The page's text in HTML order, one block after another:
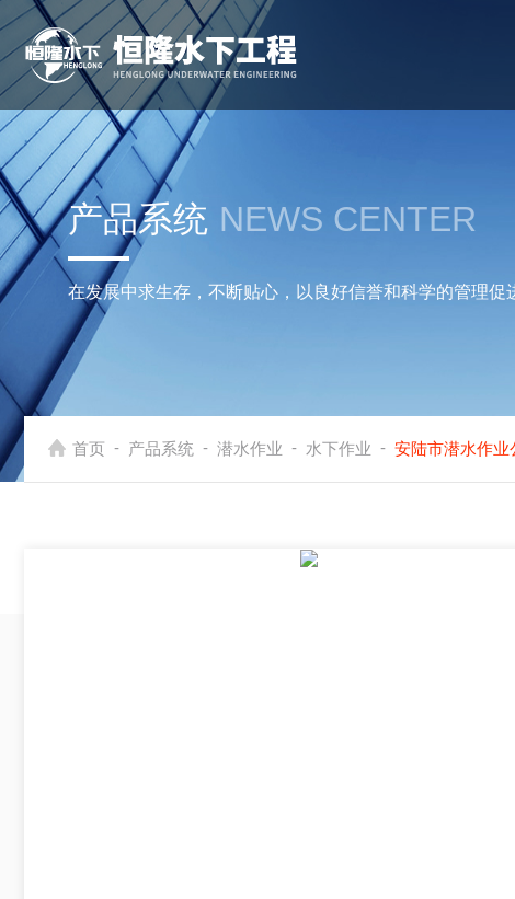
产品系统 NEWS CENTER
在发展中求生存，不断贴心，以良好信誉和科学的管理促
首页 - 产品系统 - 潜水作业 - 水下作业 - 安陆市潜水作业